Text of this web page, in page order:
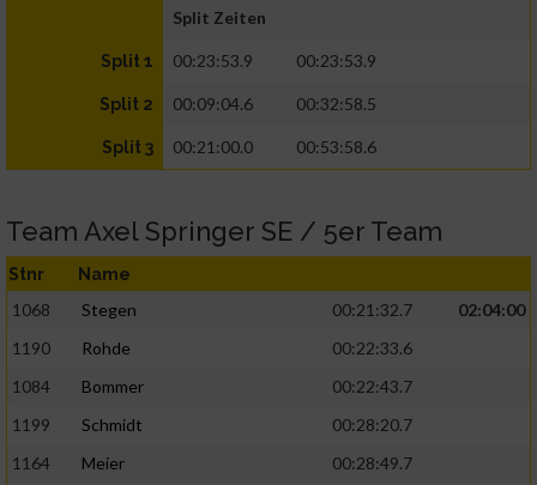
Split Zeiten
Split 1 00:23:53.9 00:23:53.9
Split 2 00:09:04.6 00:32:58.5
Split 3 00:21:00.0 00:53:58.6
Team Axel Springer SE / 5er Team
Stnr Name
1068 Stegen 00:21:32.7
02:04:00
1190
Rohde
00:22:33.6
1084
Bommer
00:22:43.7
1199
Schmidt
00:28:20.7
1164
Meier
00:28:49.7